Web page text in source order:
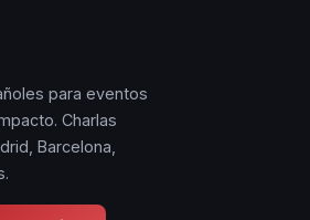
para eventos
Charlas
Barcelona,